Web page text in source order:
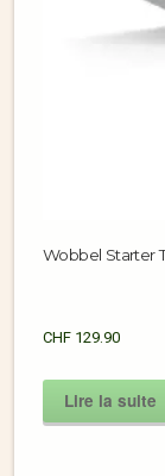
Wobbel Starter
CHF 129.90
Lire la suite